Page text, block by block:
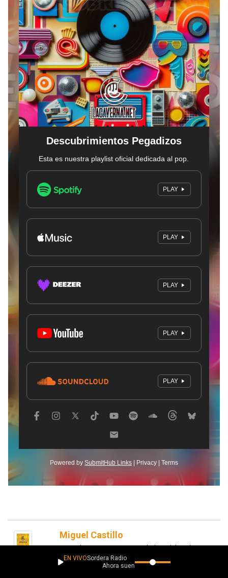
Miguel Castillo
CEO de La Caverna, Fundador del Indie Fest
EN VIVOSordera Radio
Ahora suena